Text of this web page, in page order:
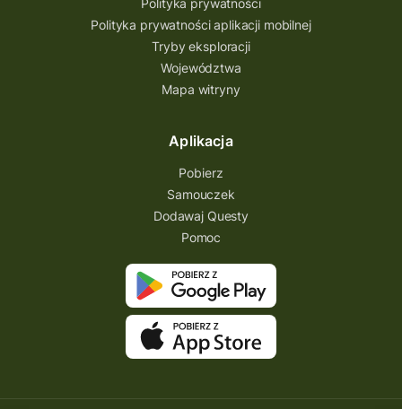
Polityka prywatności
Polityka prywatności aplikacji mobilnej
Tryby eksploracji
Województwa
Mapa witryny
Aplikacja
Pobierz
Samouczek
Dodawaj Questy
Pomoc